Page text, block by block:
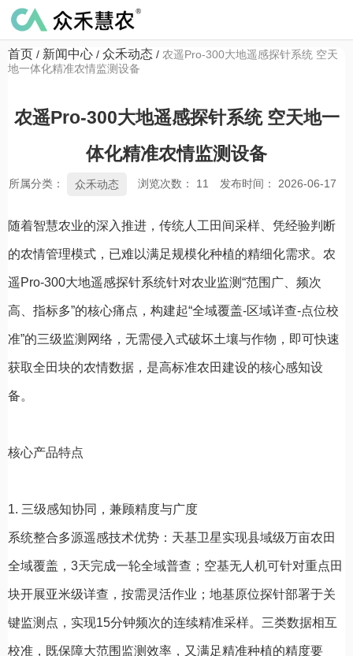
首页 / 新闻中心 / 众禾动态 / 农遥Pro-300大地遥感探针系统 空天
地一体化精准农情监测设备
农遥Pro-300大地遥感探针系统 空天地一
体化精准农情监测设备
所属分类： 众禾动态 浏览次数： 11 发布时间： 2026-06-17
随着智慧农业的深入推进，传统人工田间采样、凭经验判断
的农情管理模式，已难以满足规模化种植的精细化需求。农
遥Pro-300大地遥感探针系统针对农业监测“范围广、频次
高、指标多”的核心痛点，构建起“全域覆盖-区域详查-点位校
准”的三级监测网络，无需侵入式破坏土壤与作物，即可快速
获取全田块的农情数据，是高标准农田建设的核心感知设
备。
核心产品特点
1. 三级感知协同，兼顾精度与广度
系统整合多源遥感技术优势：天基卫星实现县域级万亩农田
全域覆盖，3天完成一轮全域普查；空基无人机可针对重点田
块开展亚米级详查，按需灵活作业；地基原位探针部署于关
键监测点，实现15分钟频次的连续精准采样。三类数据相互
校准，既保障大范围监测效率，又满足精准种植的精度要